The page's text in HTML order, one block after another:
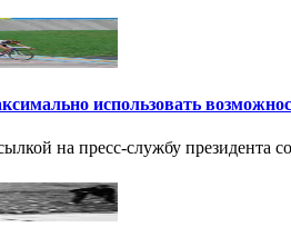
использовать
на пресс-службу президента